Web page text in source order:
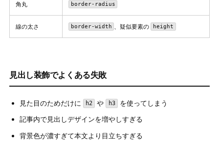
角丸 border-radius
線の太さ border-width 、疑似要素の height
見出し装飾でよくある失敗
見た目のためだけに h2 や h3
を使ってしまう
記事内で見出しデザインを増やしすぎる
背景色が濃すぎて本文より目立ちすぎる